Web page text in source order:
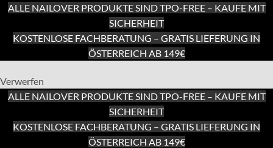
ALLE NAILOVER PRODUKTE SIND TPO-FREE – KAUFE MIT
SICHERHEIT
KOSTENLOSE FACHBERATUNG – GRATIS LIEFERUNG IN
ÖSTERREICH AB 149€
Verwerfen
ALLE NAILOVER PRODUKTE SIND TPO-FREE – KAUFE MIT
SICHERHEIT
KOSTENLOSE FACHBERATUNG – GRATIS LIEFERUNG IN
ÖSTERREICH AB 149€